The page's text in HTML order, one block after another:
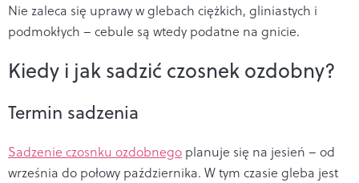
Nie zaleca się uprawy w glebach ciężkich, gliniastych i
podmokłych – cebule są wtedy podatne na gnicie.
Kiedy i jak sadzić czosnek ozdobny?
Termin sadzenia
Sadzenie czosnku ozdobnego planuje się na jesień – od
września do połowy października. W tym czasie gleba jest